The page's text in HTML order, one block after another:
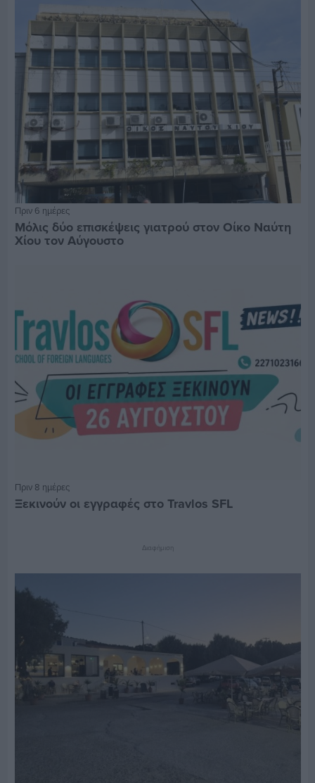
Πριν 6 ημέρες
Μόλις δύο επισκέψεις γιατρού στον Οίκο Ναύτη
Χίου τον Αύγουστο
Πριν 8 ημέρες
Ξεκινούν οι εγγραφές στο Travlos SFL
Διαφήμιση